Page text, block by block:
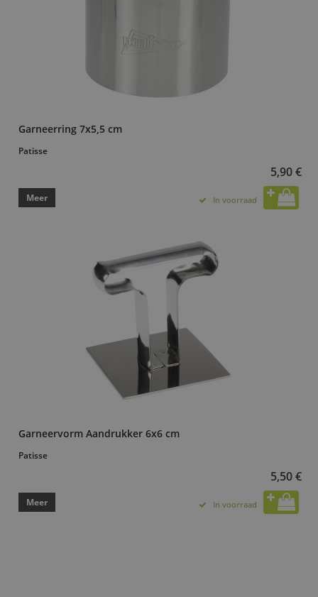
Garneerring 7x5,5 cm
Patisse
5,90 €
Meer In voorraad
Garneervorm Aandrukker 6x6 cm
Patisse
5,50 €
Meer In voorraad